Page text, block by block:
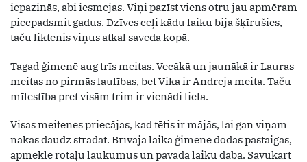
iepazinās, abi iesmejas. Viņi pazīst viens otru jau apmēram
piecpadsmit gadus. Dzīves ceļi kādu laiku bija šķīrušies,
taču liktenis viņus atkal saveda kopā.
Tagad ģimenē aug trīs meitas. Vecākā un jaunākā ir Lauras
meitas no pirmās laulības, bet Vika ir Andreja meita. Taču
mīlestība pret visām trim ir vienādi liela.
Visas meitenes priecājas, kad tētis ir mājās, lai gan viņam
nākas daudz strādāt. Brīvajā laikā ģimene dodas pastaigās,
apmeklē rotaļu laukumus un pavada laiku dabā. Savukārt